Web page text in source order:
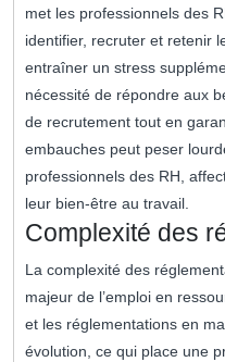
met les professionnels des
identifier, recruter et retenir
entraîner un stress
nécessité de répondre aux
de recrutement tout en
embauches peut peser
professionnels des RH,
leur bien-être au travail.
Complexité des
La complexité des
majeur de l’emploi en
et les réglementations en
évolution, ce qui place une